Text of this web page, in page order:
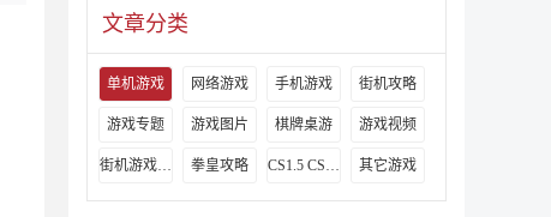
文章分类
单机游戏 网络游戏 手机游戏 街机攻略
游戏专题 游戏图片 棋牌桌游 游戏视频
街机游戏出招表 拳皇攻略 CS1.5 CS1.6攻略 其它游戏